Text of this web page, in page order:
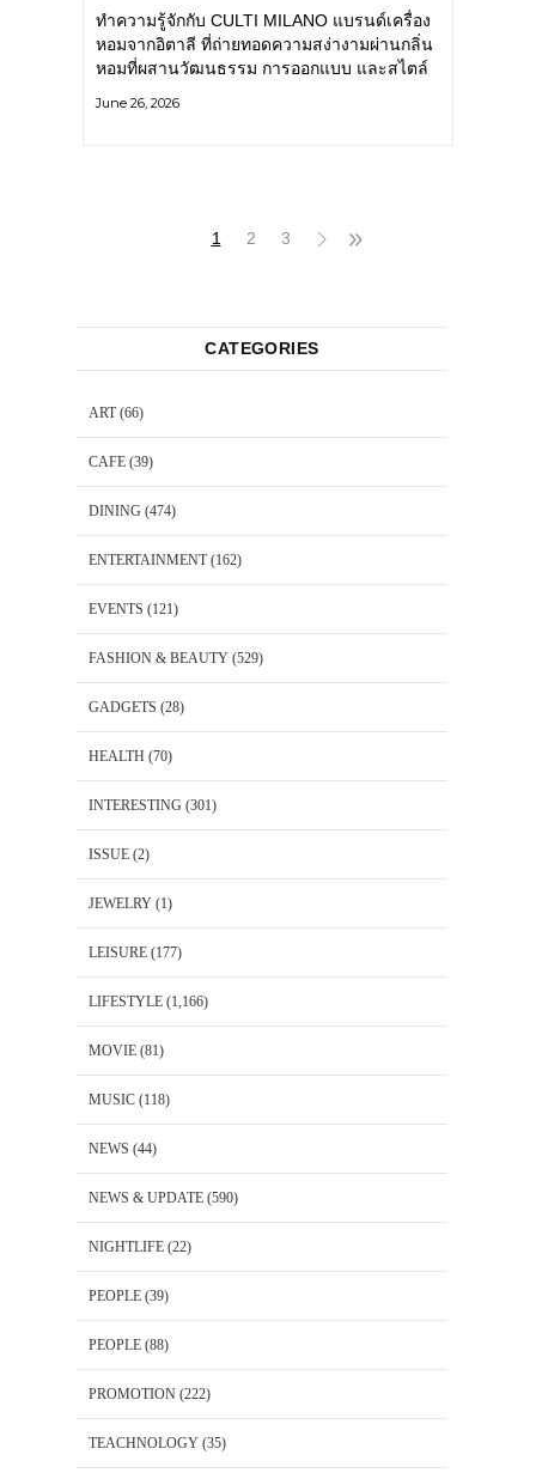
หอม ผสานสไตล์อันโดดเด่นอย่างลงตัว
ทำความรู้จักกับ CULTI MILANO แบรนด์เครื่อง
หอมจากอิตาลี ที่ถ่ายทอดความสง่างามผ่านกลิ่น
หอมที่ผสานวัฒนธรรม การออกแบบ และสไตล์
แบรนด์เครื่องหอมระดับลักชัวรีดีไซน์เอกลักษณ์
June 26, 2026
1 2 3
CATEGORIES
ART(66)
CAFE (39)
DINING (474)
ENTERTAINMENT(162)
EVENTS (121)
FASHION & BEAUTY (529)
GADGETS (28)
HEALTH (70)
INTERESTING (301)
ISSUE (2)
JEWELRY (1)
LEISURE (177)
LIFESTYLE (1,166)
MOVIE (81)
MUSIC (118)
NEWS (44)
NEWS & UPDATE (590)
NIGHTLIFE (22)
PEOPLE (39)
PEOPLE (88)
PROMOTION (222)
TEACHNOLOGY (35)